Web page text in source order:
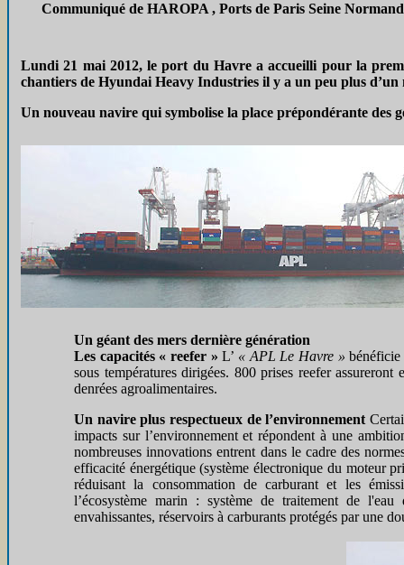
Communiqué de HAROPA , Ports de Paris Seine
Lundi 21 mai 2012, le port du Havre a accueilli pour la
chantiers de Hyundai Heavy Industries il y a un peu plus d’un
Un nouveau navire qui symbolise la place prépondérante des
Un géant des mers dernière génération
Les capacités « reefer » L’ « APL Le Havre »bénéficie
sous températures dirigées. 800 prises reefer
denrées agroalimentaires.
Un navire plus respectueux de l’environnement
impacts sur l’environnement et répondent à une
nombreuses innovations entrent dans le cadre des
efficacité énergétique (système électronique du moteur
réduisant la consommation de carburant et les
l’écosystème marin : système de traitement de l'eau
envahissantes, réservoirs à carburants protégés par une